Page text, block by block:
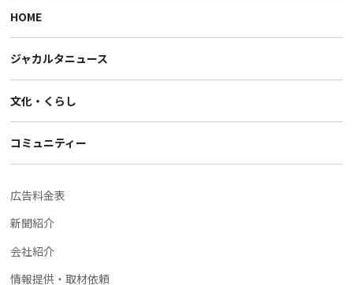
HOME
ジャカルタニュース
文化・くらし
コミュニティー
広告料金表
新聞紹介
会社紹介
情報提供・取材依頼